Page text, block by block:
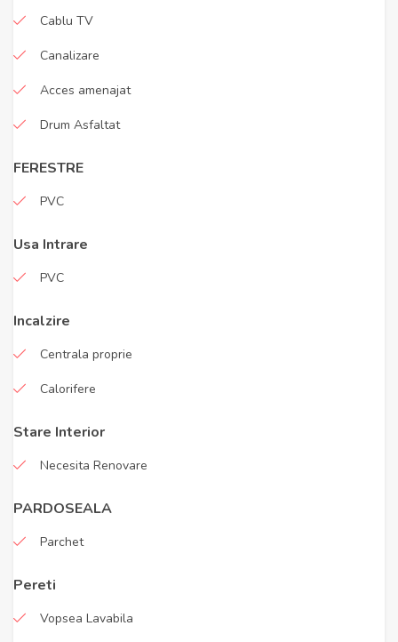
Cablu TV
Canalizare
Acces amenajat
Drum Asfaltat
FERESTRE
PVC
Usa Intrare
PVC
Incalzire
Centrala proprie
Calorifere
Stare Interior
Necesita Renovare
PARDOSEALA
Parchet
Pereti
Vopsea Lavabila